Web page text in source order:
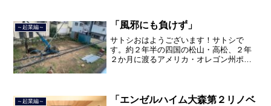
ました。２０２１年３月９日より東京都
品川区南大井で不動産を主...
～起業編～ 「風邪にも負けず」
サトシおはようございます！サトシで
す。約２年半の四国の松山・高松、２年
２か月に渡るアメリカ・オレゴン州ポー
した。２０２１年３月９日よ...
～起業編～
「エンゼルハイム大森第２リノベ